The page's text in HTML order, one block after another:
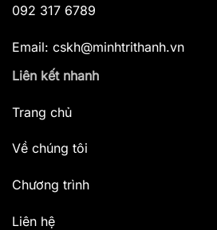
092 317 6789
Email: cskh@minhtrithanh.vn
Liên kết nhanh
Trang chủ
Về chúng tôi
Chương trình
Liên hệ